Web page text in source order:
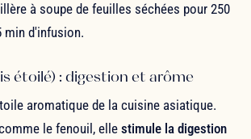
à soupe de feuilles séchées pour 250
min d'infusion.
étoilé) : digestion et arôme
aromatique de la cuisine asiatique.
le fenouil, elle stimule la digestion